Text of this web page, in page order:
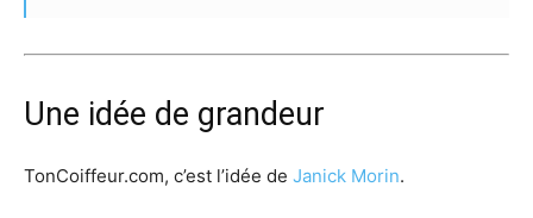
Une idée de grandeur
TonCoiffeur.com, c’est l’idée de Janick Morin.